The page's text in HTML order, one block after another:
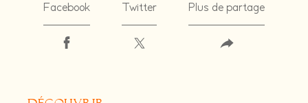
Facebook Twitter Plus de partage